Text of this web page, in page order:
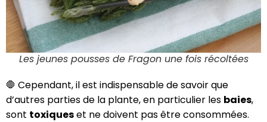
Les jeunes pousses de Fragon une fois récoltées
🛑 Cependant, il est indispensable de savoir que
d’autres parties de la plante, en particulier les baies,
sont toxiqueset ne doivent pas être consommées.